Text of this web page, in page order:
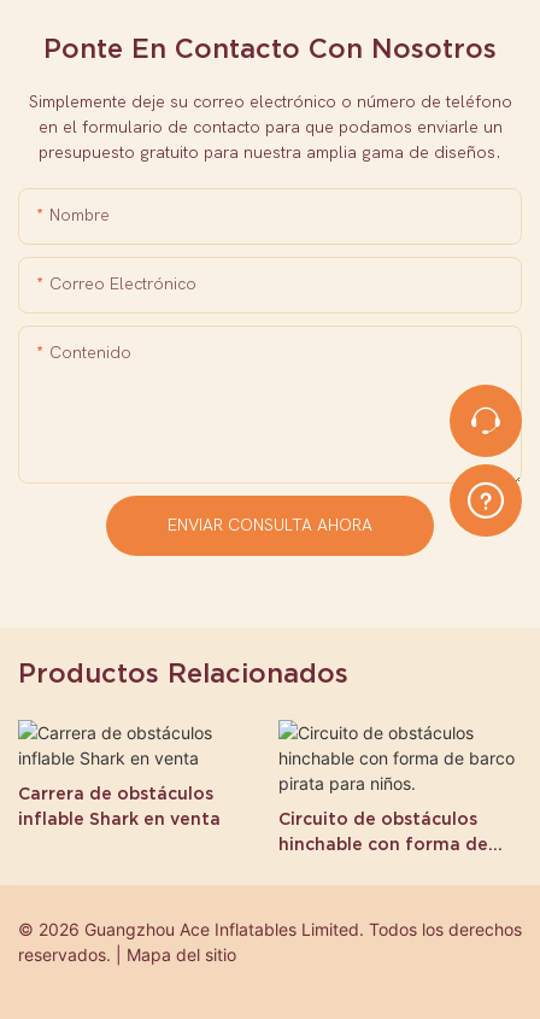
Ponte En Contacto Con Nosotros
Simplemente deje su correo electrónico o número de teléfono
en el formulario de contacto para que podamos enviarle un
presupuesto gratuito para nuestra amplia gama de diseños.
Nombre
Correo Electrónico
Contenido
ENVIAR CONSULTA AHORA
Productos Relacionados
Carrera de obstáculos
inflable Shark en venta
Circuito de obstáculos
hinchable con forma de
© 2026 Guangzhou Ace Inflatables Limited. Todos los derechos
reservados. | Mapa del sitio